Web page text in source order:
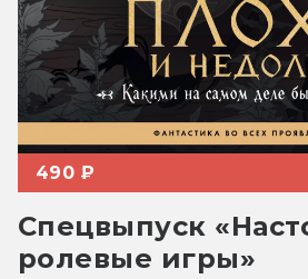
490 ₽
Спецвыпуск
ролевые игры»